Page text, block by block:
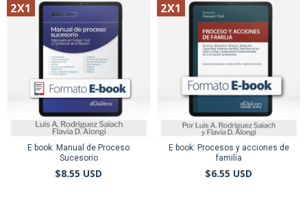
2X1
E book: Manual de Proceso
Sucesorio
$8.55 USD
2X1
E book: Procesos y acciones de
familia
$6.55 USD